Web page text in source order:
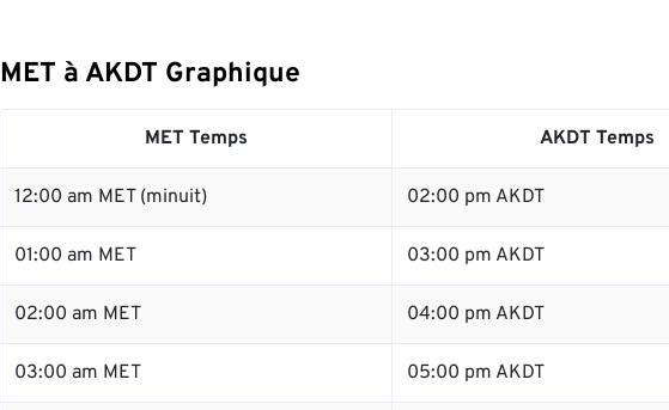
MET à AKDT Graphique
MET Temps AKDT Temps
12:00 am MET (minuit) 02:00 pm AKDT
01:00 am MET 03:00 pm AKDT
02:00 am MET 04:00 pm AKDT
03:00 am MET 05:00 pm AKDT